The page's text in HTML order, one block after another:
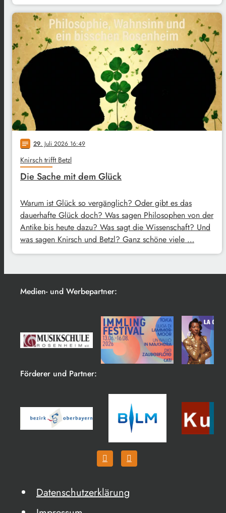
notes 29. Juli 2026 16:49
Knirsch trifft Betzl
Die Sache mit dem Glück
Warum ist Glück so vergänglich? Oder gibt es das
dauerhafte Glück doch? Was sagen Philosophen von der
Antike bis heute dazu? Was sagt die Wissenschaft? Und
was sagen Knirsch und Betzl? Ganz schöne viele …
Medien- und Werbepartner:
Förderer und Partner:
Datenschutzerklärung